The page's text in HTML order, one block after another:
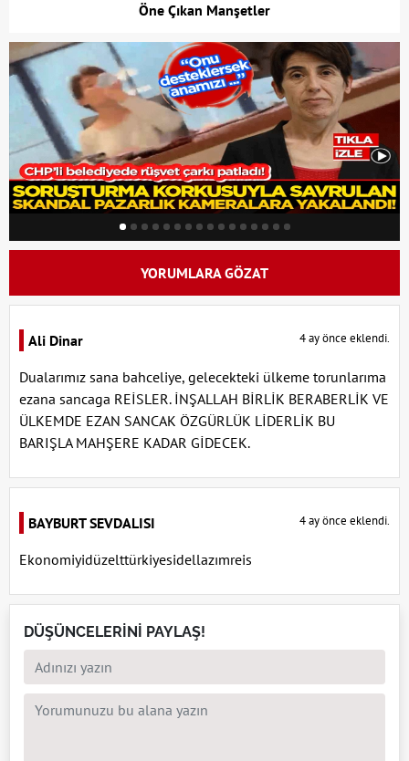
Öne Çıkan Manşetler
YORUMLARA GÖZAT
Ali Dinar 4 ay önce eklendi.
Dualarımız sana bahceliye, gelecekteki ülkeme torunlarıma
ezana sancaga REİSLER. İNŞALLAH BİRLİK BERABERLİK VE
ÜLKEMDE EZAN SANCAK ÖZGÜRLÜK LİDERLİK BU
BARIŞLA MAHŞERE KADAR GİDECEK.
BAYBURT SEVDALISI 4 ay önce eklendi.
Ekonomiyidüzelttürkiyesidellazımreis
DÜŞÜNCELERİNİ PAYLAŞ!